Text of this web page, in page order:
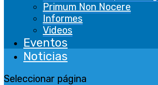
Primum Non Nocere
Informes
Videos
Eventos
Noticias
Seleccionar página